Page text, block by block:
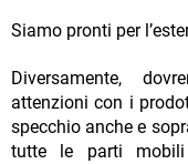
Siamo pronti per
Diversamente,
attenzioni con i
specchio anche e
tutte le parti